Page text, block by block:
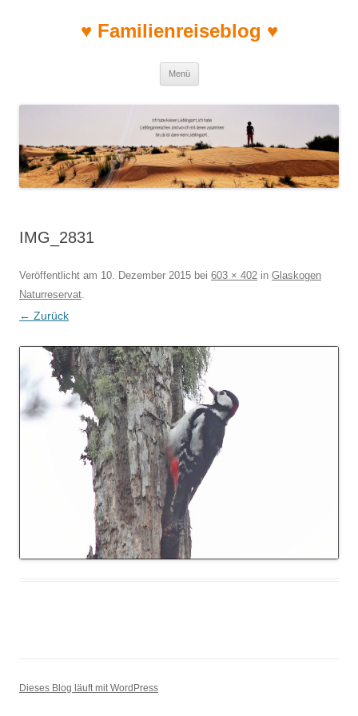
♥ Familienreiseblog ♥
Menü
IMG_2831
Veröffentlicht am 10. Dezember 2015 bei 603 × 402 in Glaskogen
Naturreservat.
← Zurück
Dieses Blog läuft mit WordPress